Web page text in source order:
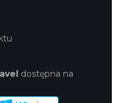
dostępna na